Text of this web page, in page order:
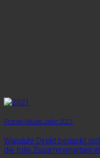
Frohes Neues Jahr 2021
Wanduhr-Direkt bedankt
die tolle Zusammenarbeit